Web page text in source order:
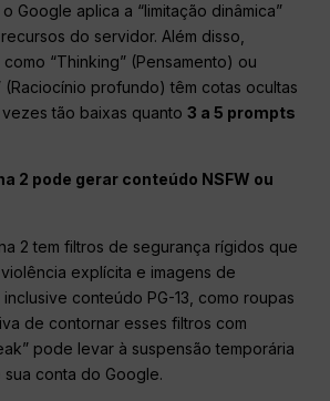
Google aplica a “limitação dinâmica”
do servidor. Além disso,
“Thinking” (Pensamento) ou
(Raciocínio profundo) têm cotas ocultas
vezes tão baixas quanto3 a 5 prompts
2 pode gerar conteúdo NSFW ou
2 tem filtros de segurança rígidos que
explícita e imagens de
conteúdo PG-13, como roupas
de contornar esses filtros com
pode levar à suspensão temporária
conta do Google.